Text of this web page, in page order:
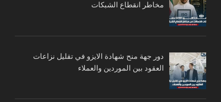
مخاطر انقطاع الشبكات
دور جهة منح شهادة الايزو في تقليل نزاعات
العقود بين الموردين والعملاء